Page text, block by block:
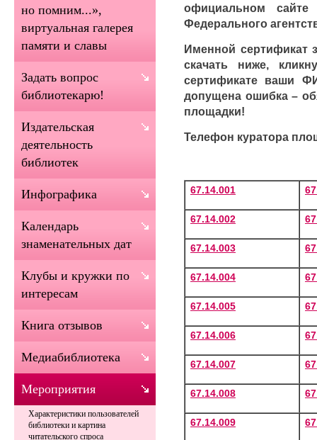
официальном
Федерального
Именной сертификат
скачать ниже,
сертификате ваши
допущена ошибка –
площадки!
Телефон куратора
67.14.001
67.14.002
67.14.003
67.14.004
67.14.005
67.14.006
67.14.007
67.14.008
67.14.009
но помним...»,
виртуальная галерея
памяти и славы
Задать вопрос
библиотекарю!
Издательская
деятельность
библиотек
Инфографика
Календарь
знаменательных дат
Клубы и кружки по
интересам
Книга отзывов
Медиабиблиотека
Мероприятия
Характеристики пользователей
библиотеки и картина
читательского спроса